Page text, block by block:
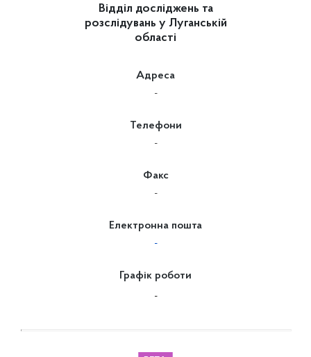
Відділ досліджень та
розслідувань у Луганській
області
Адреса
-
Телефони
-
Факс
-
Електронна пошта
-
Графік роботи
-